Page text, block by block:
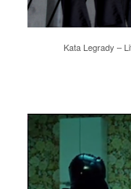
Kata Legrady –